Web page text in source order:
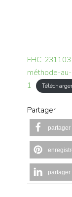
FHC-
méthode-
1
Télécharger
Partager
partager
partager